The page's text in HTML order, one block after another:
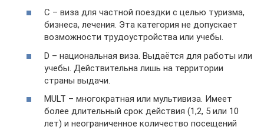
С – виза для частной поездки с целью туризма,
бизнеса, лечения. Эта категория не допускает
возможности трудоустройства или учебы.
D – национальная виза. Выдаётся для работы или
учебы. Действительна лишь на территории
страны выдачи.
MULT – многократная или мультивиза. Имеет
более длительный срок действия (1,2, 5 или 10
лет) и неограниченное количество посещений